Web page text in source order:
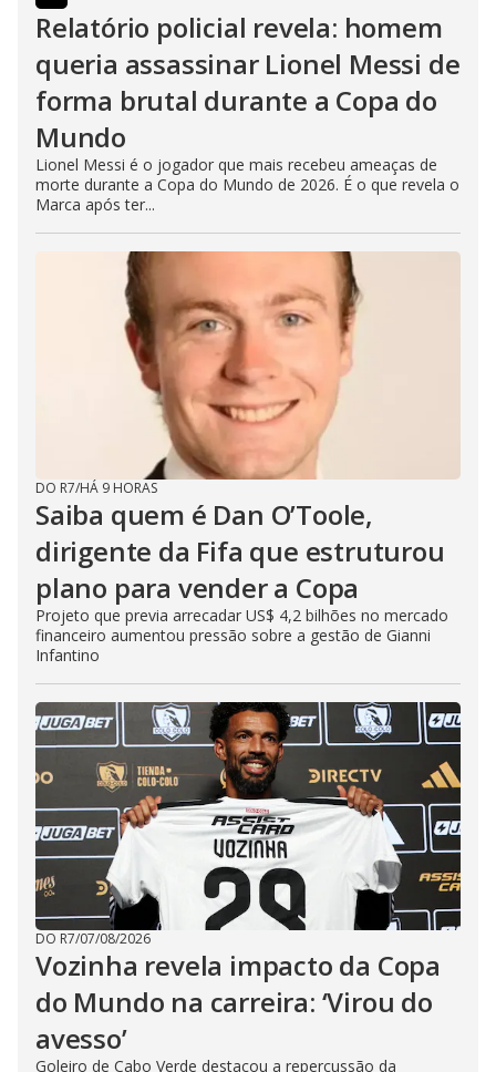
Relatório policial revela: homem
queria assassinar Lionel Messi de
forma brutal durante a Copa do
Mundo
Lionel Messi é o jogador que mais recebeu ameaças de
morte durante a Copa do Mundo de 2026. É o que revela o
Marca após ter...
DO R7/HÁ 9 HORAS
Saiba quem é Dan O’Toole,
dirigente da Fifa que estruturou
plano para vender a Copa
Projeto que previa arrecadar US$ 4,2 bilhões no mercado
financeiro aumentou pressão sobre a gestão de Gianni
Infantino
DO R7/07/08/2026
Vozinha revela impacto da Copa
do Mundo na carreira: ‘Virou do
avesso’
Goleiro de Cabo Verde destacou a repercussão da